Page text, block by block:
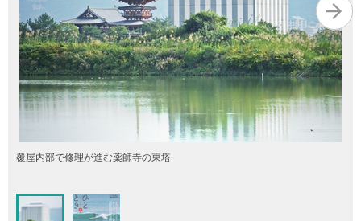
覆屋内部で修理が進む薬師寺の東塔